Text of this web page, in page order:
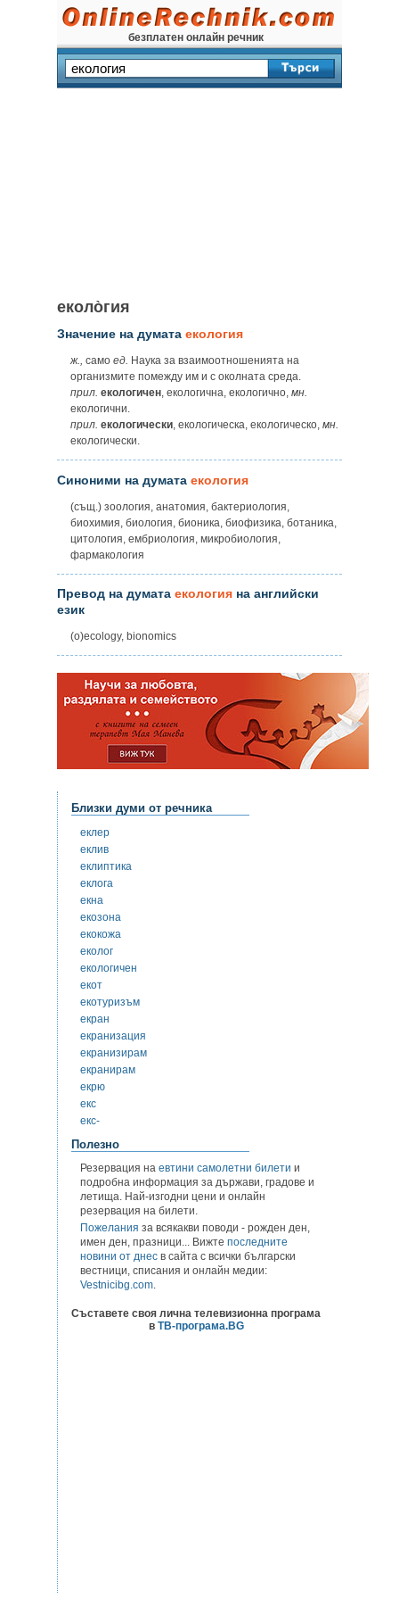
безплатен онлайн речник
еколо̀гия
Значение на думата екология
ж., само ед. Наука за взаимоотношенията на
организмите помежду им и с околната среда.
прил. екологичен, екологична, екологично, мн.
екологични.
прил. екологически, екологическа, екологическо, мн.
екологически.
Синоними на думата екология
(същ.) зоология, анатомия, бактериология,
биохимия, биология, бионика, биофизика, ботаника,
цитология, ембриология, микробиология,
фармакология
Превод на думата екология на английски
език
(o)ecology, bionomics
Близки думи от речника
еклер
еклив
еклиптика
еклога
екна
екозона
екокожа
еколог
екологичен
екот
екотуризъм
екран
екранизация
екранизирам
екранирам
екрю
екс
екс-
Полезно
Резервация на евтини самолетни билети и
подробна информация за държави, градове и
летища. Най-изгодни цени и онлайн
резервация на билети.
Пожелания за всякакви поводи - рожден ден,
имен ден, празници... Вижте последните
новини от днес в сайта с всички български
вестници, списания и онлайн медии:
Vestnicibg.com.
Съставете своя лична телевизионна програма
в ТВ-програма.BG